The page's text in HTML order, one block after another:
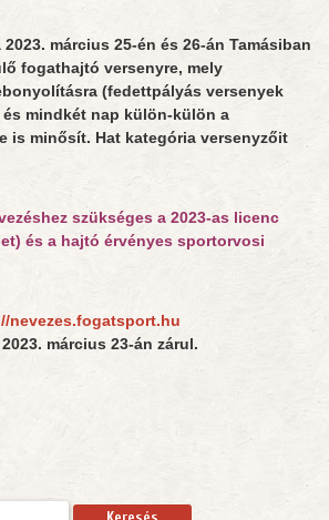
március 25-én és 26-án Tamásiban
fogathajtó versenyre, mely
(fedettpályás versenyek
mindkét nap külön-külön a
is minősít. Hat kategória versenyzőit
szükséges a 2023-as licenc
és a hajtó érvényes sportorvosi
nevezes.fogatsport.hu
március 23-án zárul.